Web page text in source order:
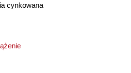
cynkowana